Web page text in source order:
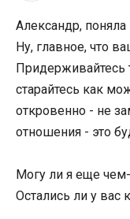
Александр, поняла
Ну, главное, что
Придерживайтесь
старайтесь как
откровенно - не
отношения - это
Могу ли я еще
Остались ли у вас